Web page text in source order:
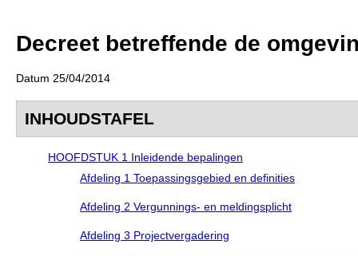
Decreet betreffende de
Datum 25/04/2014
INHOUDSTAFEL
HOOFDSTUK 1 Inleidende bepalingen
Afdeling 1 Toepassingsgebied en definities
Afdeling 2 Vergunnings- en meldingsplicht
Afdeling 3 Projectvergadering